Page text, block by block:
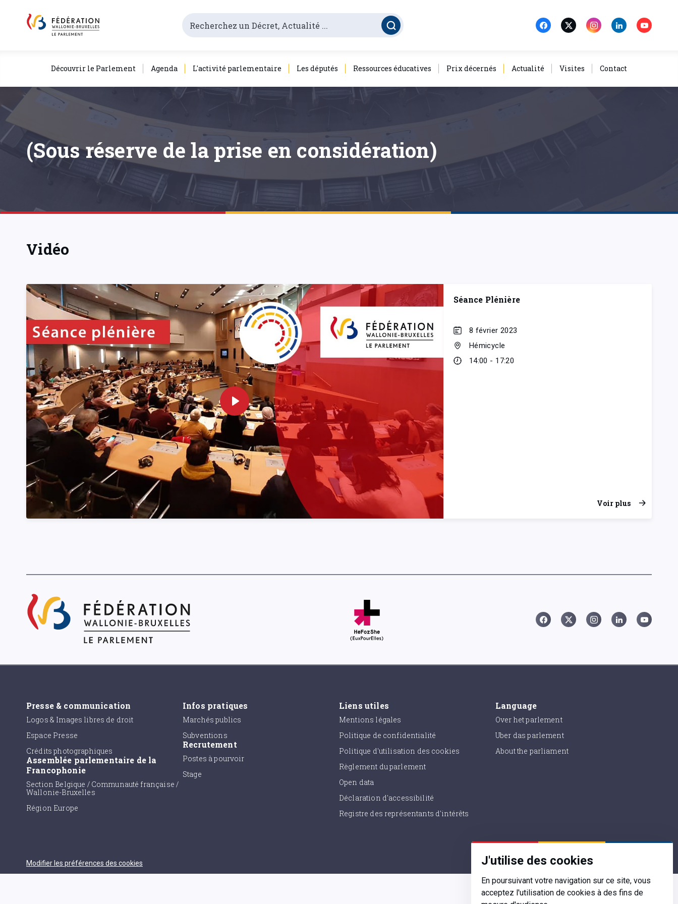
J'utilise des cookies
En poursuivant votre navigation sur ce site, vous
acceptez l'utilisation de cookies à des fins de
Découvrir le Parlement Agenda L'activité parlementaire Les députés Ressources éducatives Prix décernés Actualité Visites Contact
(Sous réserve de la prise en considération)
Vidéo
Séance Plénière
8 février 2023
Hémicycle
14:00 - 17:20
Voir plus
Presse & communication
Logos & Images libres de droit
Espace Presse
Crédits photographiques
Assemblée parlementaire de la
Francophonie
Section Belgique / Communauté française /
Wallonie-Bruxelles
Région Europe
Infos pratiques
Marchés publics
Subventions
Recrutement
Postes à pourvoir
Stage
Liens utiles
Mentions légales
Politique de confidentialité
Politique d'utilisation des cookies
Règlement du parlement
Open data
Déclaration d'accessibilité
Registre des représentants d'intérêts
Language
Over het parlement
Uber das parlement
About the parliament
Modifier les préférences des cookies